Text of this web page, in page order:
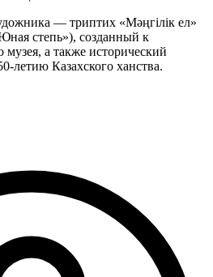
— триптих «Мәңгілік ел»
степь»), созданный к
а также исторический
летию Казахского ханства.